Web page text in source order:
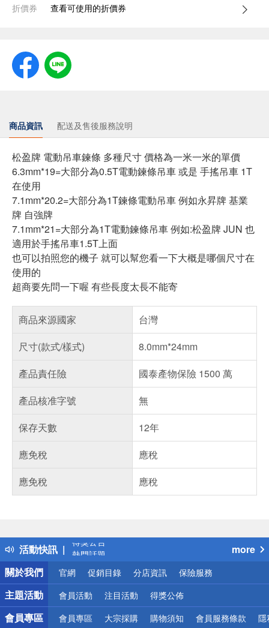
折價券 查看可使用的折價券
商品資訊 配送及售後服務說明
松盈牌 電動吊車鍊條 多種尺寸 價格為一米一米的單價
6.3mm*19=大部分為0.5T電動鍊條吊車 或是 手搖吊車 1T
在使用
7.1mm*20.2=大部分為1T鍊條電動吊車 例如永昇牌 基業
牌 自強牌
7.1mm*21=大部分為1T電動鍊條吊車 例如:松盈牌 JUN 也
適用於手搖吊車1.5T上面
也可以拍照您的機子 就可以幫您看一下大概是哪個尺寸在
使用的
超商要先問一下喔 有些長度太長不能寄
商品來源國家
台灣
尺寸(款式/樣式)
8.0mm*24mm
產品責任險
國泰產物保險 1500 萬
產品核准字號
無
保存天數
12年
應免稅
應稅
應免稅
應稅
活動快訊
得獎公告
熱門話題
銀行優惠
偏遠地區配送
詐騙網頁！請小心！
more
關於我們
官網 促銷目錄 分店資訊 保險服務
主題活動 會員活動 注目活動 得獎公佈
會員專區 會員專區 大宗採購 購物須知 會員服務條款 隱